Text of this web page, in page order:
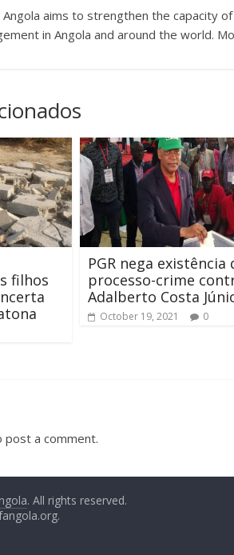
Angola aims to strengthen the capacity
in Angola and around the world.
filhos
PGR nega existência
processo-crime
Adalberto Costa
October 19, 2021 0
post a comment.
. All rights reserved.
.